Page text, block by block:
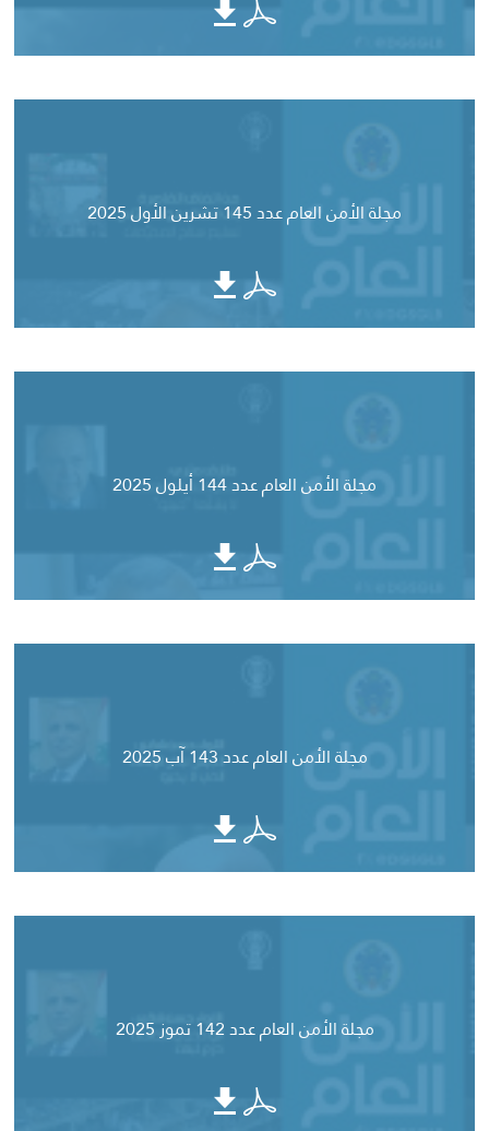
مجلة الأمن العام عدد 145 تشرين الأول 2025
مجلة الأمن العام عدد 144 أيلول 2025
مجلة الأمن العام عدد 143 آب 2025
مجلة الأمن العام عدد 142 تموز 2025